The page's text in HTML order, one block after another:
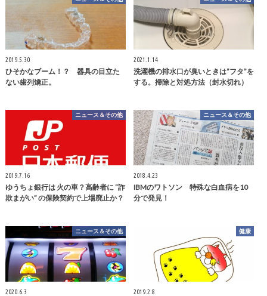
2019.5.30
ひそかなブーム！？ 器具の目立た
ない歯列矯正。
2021.1.14
洗濯機の排水口が臭いときは”フタ”を
する。掃除と対処方法（封水切れ）
ニュース＆その他
2019.7.16
ゆうちょ銀行は 火の車？高齢者に ”詐
欺まがい” の保険契約で上場廃止か？
ニュース＆その他
2018.4.23
IBMのワトソン 特殊な白血病を10
分で発見！
ニュース＆その他
2020.6.3
健康
2019.2.8